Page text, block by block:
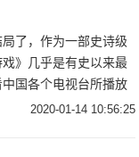
局了，作为一部史诗级
》几乎是有史以来最
国各个电视台所播放
，为什么中国就拍不出
2020-01-14 10:56:25